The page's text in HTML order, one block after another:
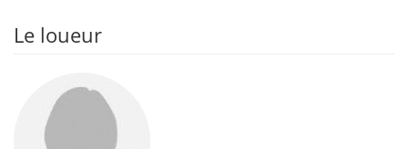
Le loueur